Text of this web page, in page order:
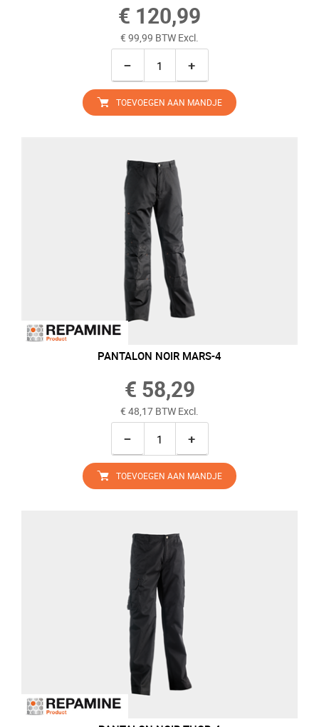
€ 120,99
€ 99,99 BTW Excl.
− +
TOEVOEGEN AAN MANDJE
PANTALON NOIR MARS-4
€ 58,29
€ 48,17 BTW Excl.
− +
TOEVOEGEN AAN MANDJE